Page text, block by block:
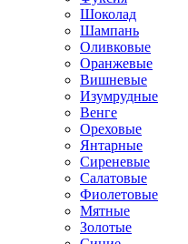
Шоколад
Шампань
Оливковые
Оранжевые
Вишневые
Изумрудные
Венге
Ореховые
Янтарные
Сиреневые
Салатовые
Фиолетовые
Мятные
Золотые